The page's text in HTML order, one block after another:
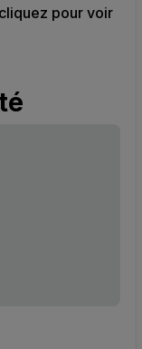
pour voir